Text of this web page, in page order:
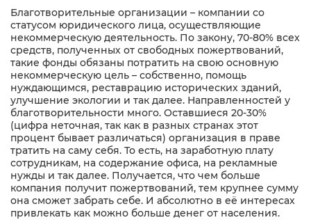
Благотворительные организации – компании со
статусом юридического лица, осуществляющие
некоммерческую деятельность. По закону, 70-80% всех
средств, полученных от свободных пожертвований,
такие фонды обязаны потратить на свою основную
некоммерческую цель – собственно, помощь
нуждающимся, реставрацию исторических зданий,
улучшение экологии и так далее. Направленностей у
благотворительности много. Оставшиеся 20-30%
(цифра неточная, так как в разных странах этот
процент бывает различаться) организация в праве
тратить на саму себя. То есть, на заработную плату
сотрудникам, на содержание офиса, на рекламные
нужды и так далее. Получается, что чем больше
компания получит пожертвований, тем крупнее сумму
она сможет забрать себе. И абсолютно в её интересах
привлекать как можно больше денег от населения.